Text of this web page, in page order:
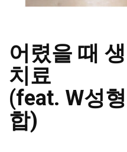
어렸을 때
치료
(feat. W성
합)